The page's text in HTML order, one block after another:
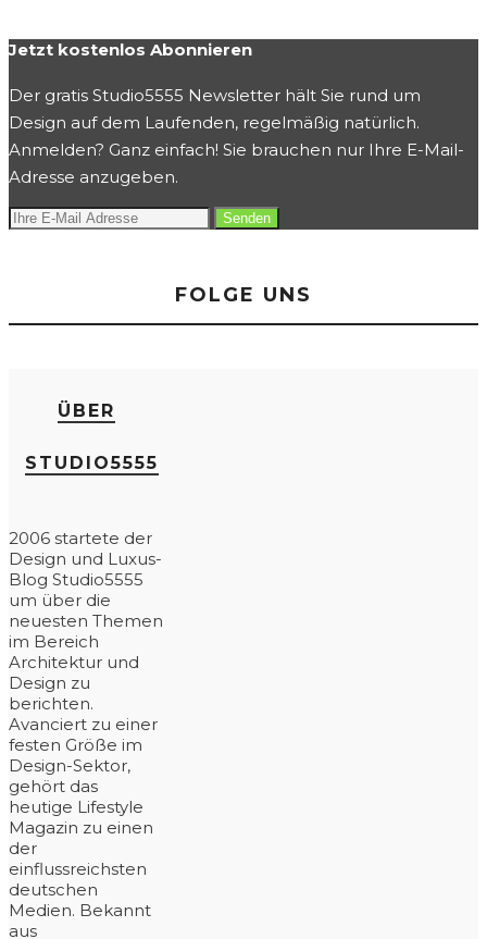
Jetzt kostenlos Abonnieren
Der gratis Studio5555 Newsletter hält Sie rund um
Design auf dem Laufenden, regelmäßig natürlich.
Anmelden? Ganz einfach! Sie brauchen nur Ihre E-Mail-
Adresse anzugeben.
FOLGE UNS
ÜBER
STUDIO5555
2006 startete der
Design und Luxus-
Blog Studio5555
um über die
neuesten Themen
im Bereich
Architektur und
Design zu
berichten.
Avanciert zu einer
festen Größe im
Design-Sektor,
gehört das
heutige Lifestyle
Magazin zu einen
der
einflussreichsten
deutschen
Medien. Bekannt
aus